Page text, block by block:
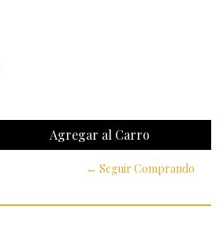
← Seguir Comprando